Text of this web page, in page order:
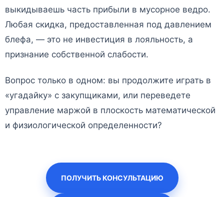
выкидываешь часть прибыли в мусорное ведро.
Любая скидка, предоставленная под давлением
блефа, — это не инвестиция в лояльность, а
признание собственной слабости.
Вопрос только в одном: вы продолжите играть в
«угадайку» с закупщиками, или переведете
управление маржой в плоскость математической
и физиологической определенности?
ПОЛУЧИТЬ КОНСУЛЬТАЦИЮ